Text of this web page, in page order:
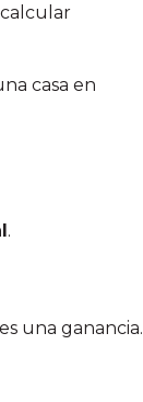
calcular
casa en
.
una ganancia.